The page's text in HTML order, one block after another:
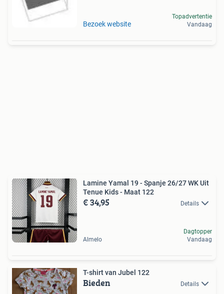
Bezoek website
Topadvertentie
Vandaag
Lamine Yamal 19 - Spanje 26/27 WK Uit
Tenue Kids - Maat 122
€ 34,95 Details
Almelo
Dagtopper
Vandaag
T-shirt van Jubel 122
Bieden Details